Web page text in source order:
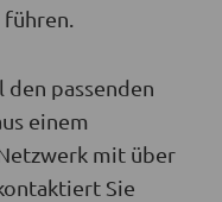
passenden
einem
mit über
Sie